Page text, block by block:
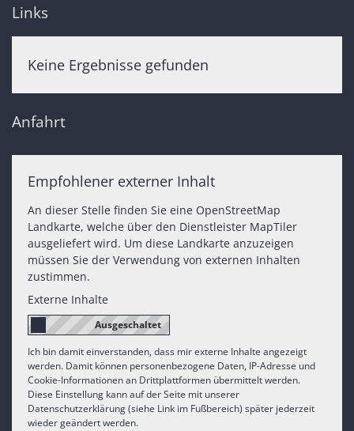
Links
Keine Ergebnisse gefunden
Anfahrt
Empfohlener externer Inhalt
An dieser Stelle finden Sie eine OpenStreetMap
Landkarte, welche über den Dienstleister MapTiler
ausgeliefert wird. Um diese Landkarte anzuzeigen
müssen Sie der Verwendung von externen Inhalten
zustimmen.
Externe Inhalte
Ich bin damit einverstanden, dass mir externe Inhalte angezeigt
werden. Damit können personenbezogene Daten, IP-Adresse und
Cookie-Informationen an Drittplattformen übermittelt werden.
Diese Einstellung kann auf der Seite mit unserer
Datenschutzerklärung (siehe Link im Fußbereich) später jederzeit
wieder geändert werden.